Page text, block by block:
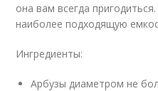
она вам всегда
наиболее подходящую
Ингредиенты:
Арбузы диаметром не